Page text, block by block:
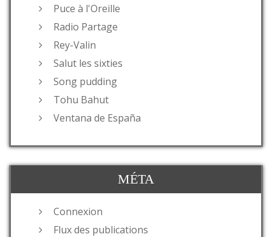
Puce à l'Oreille
Radio Partage
Rey-Valin
Salut les sixties
Song pudding
Tohu Bahut
Ventana de España
MÉTA
Connexion
Flux des publications